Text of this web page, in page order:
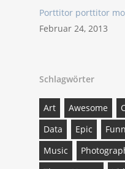
Porttitor porttitor
Februar 24, 2013
Schlagwörter
Art Awesome
Data
Epic
Music